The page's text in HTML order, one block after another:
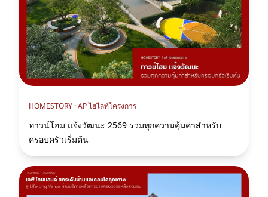
HOMESTORY ·AP ไฮไลท์โครงการ
ทาวน์โฮม แจ้งวัฒนะ 2569 รวมทุกความคุ้มค่าสำหรับ
ครอบครัวเริ่มต้น